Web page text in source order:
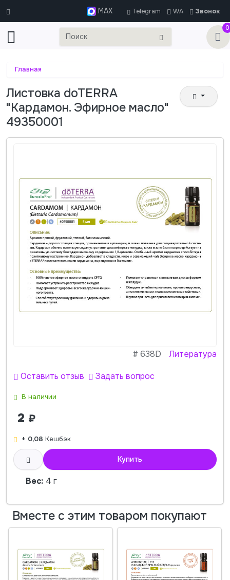
MAX Telegram WA
Звонок
0
Главная
Листовка doTERRA
"Кардамон. Эфирное масло"
49350001
#638D Литература
Оставить отзыв Задать вопрос
В наличии
2 ₽
+ 0,08 Кешбэк
Купить
Вес: 4 г
Вместе с этим товаром покупают